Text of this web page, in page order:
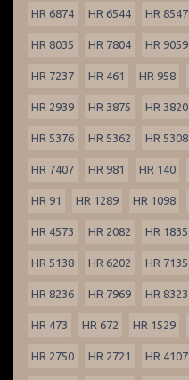
HR 6874 HR 6544 HR 8547
HR 8035 HR 7804 HR 9059
HR 7237 HR 461 HR 958
HR 2939 HR 3875 HR 3820
HR 5376 HR 5362 HR 5308
HR 7407 HR 981 HR 140
HR 91 HR 1289 HR 1098
HR 4573 HR 2082 HR 1835
HR 5138 HR 6202 HR 7135
HR 8236 HR 7969 HR 8323
HR 473 HR 672 HR 1529
HR 2750 HR 2721 HR 4107